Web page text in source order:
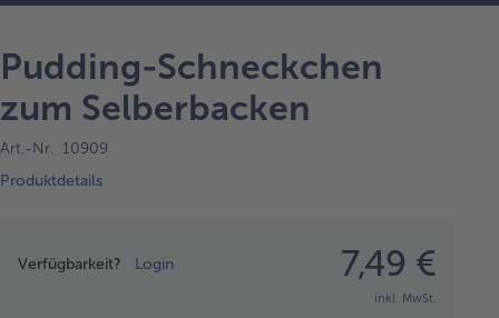
Pudding-Schneckchen
zum Selberbacken
Art.-Nr. 10909
Produktdetails
Verfügbarkeit? Login 7,49 €
inkl. MwSt.